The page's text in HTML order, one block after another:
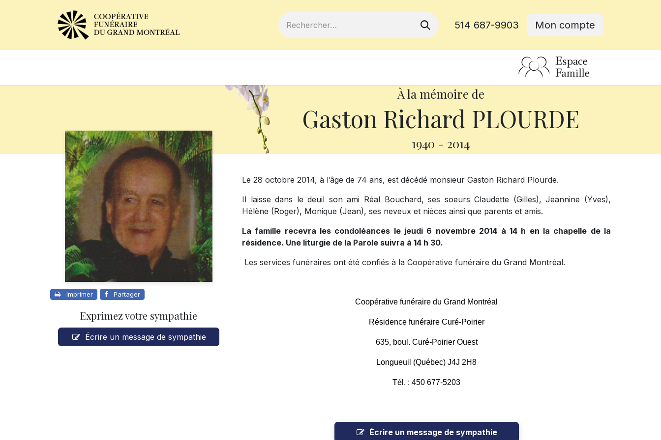
514 687-9903 Mon compte
À la mémoire de
Gaston Richard PLOURDE
1940 - 2014
Imprimer Partager
Exprimez votre sympathie
Écrire un message de sympathie
Le 28 octobre 2014, à l’âge de 74 ans, est décédé monsieur Gaston Richard Plourde.
Il laisse dans le deuil son ami Réal Bouchard, ses soeurs Claudette (Gilles), Jeannine (Yves),
Hélène (Roger), Monique (Jean), ses neveux et nièces ainsi que parents et amis.
La famille recevra les condoléances le jeudi 6 novembre 2014 à 14 h en la chapelle de la
résidence. Une liturgie de la Parole suivra à 14 h 30.
Les services funéraires ont été confiés à la Coopérative funéraire du Grand Montréal.
Coopérative funéraire du Grand Montréal
Résidence funéraire Curé-Poirier
635, boul. Curé-Poirier Ouest
Longueuil (Québec) J4J 2H8
Tél. : 450 677-5203
Écrire un message de sympathie